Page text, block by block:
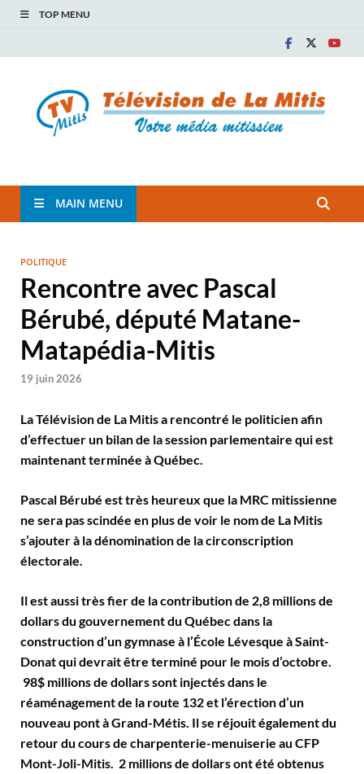
TOP MENU
TVM
MAIN MENU
POLITIQUE
Rencontre avec Pascal
Bérubé, député Matane-
Matapédia-Mitis
19 juin 2026
La Télévision de La Mitis a rencontré le politicien afin
d’effectuer un bilan de la session parlementaire qui est
maintenant terminée à Québec.
Pascal Bérubé est très heureux que la MRC mitissienne
ne sera pas scindée en plus de voir le nom de La Mitis
s’ajouter à la dénomination de la circonscription
électorale.
Il est aussi très fier de la contribution de 2,8 millions de
dollars du gouvernement du Québec dans la
construction d’un gymnase à l’École Lévesque à Saint-
Donat qui devrait être terminé pour le mois d’octobre.
98$ millions de dollars sont injectés dans le
réaménagement de la route 132 et l’érection d’un
nouveau pont à Grand-Métis. Il se réjouit également du
retour du cours de charpenterie-menuiserie au CFP
Mont-Joli-Mitis. 2 millions de dollars ont été obtenus